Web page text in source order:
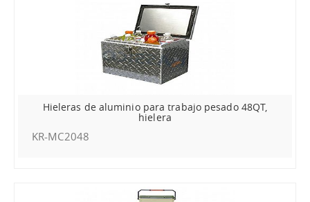
Hieleras de aluminio para trabajo pesado 48QT,
hielera
KR-MC2048